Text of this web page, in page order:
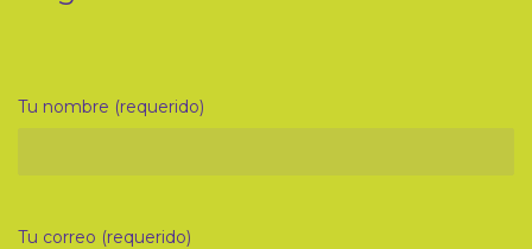
Tu nombre (requerido)
Tu correo (requerido)